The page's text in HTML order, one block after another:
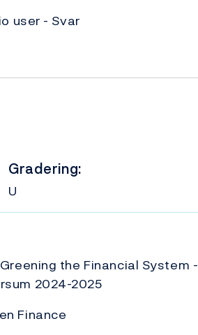
user - Svar
Gradering:
U
the Financial System -
2024-2025
Finance